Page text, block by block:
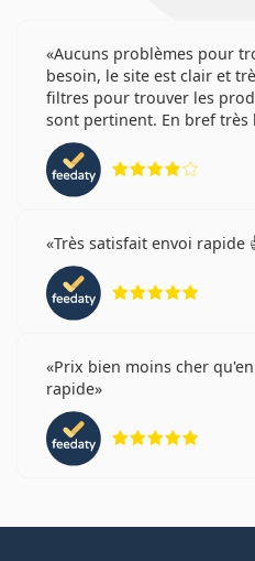
sont conçues pour corriger
myopie) ou à l'(
nombreux avantages, ces
généralement :
Aux personnes ayant un
Aux personnes qui
lentilles journalières
Aux personnes qui
Questions
Combien de temps
Acuvue Oasys Max 1-
Peut-on dormir avec des
Ceci est un dispositif
Aucuns problèmes pour
besoin, le site est clair et
filtres pour trouver les
sont pertinent. En bref très
Très satisfait envoi rapide
Prix bien moins cher
rapide